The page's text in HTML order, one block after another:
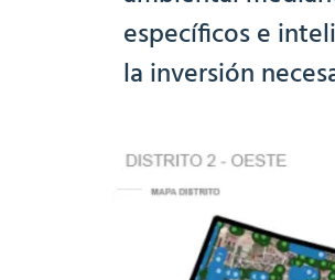
específicos e
la inversión